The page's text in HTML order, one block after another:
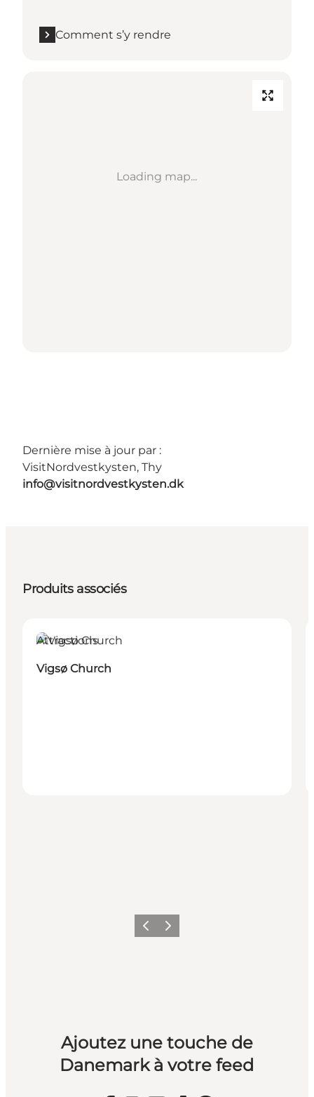
Comment s’y rendre
Loading map...
Dernière mise à jour par :
VisitNordvestkysten, Thy
info@visitnordvestkysten.dk
Produits associés
Attractions
Vigsø Church
PrécédentSuivant
Ajoutez une touche de
Danemark à votre feed